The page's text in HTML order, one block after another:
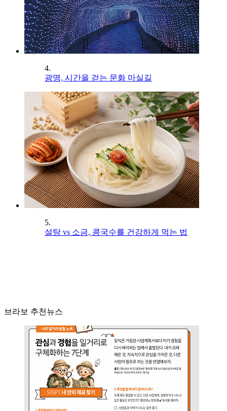
4.
광명, 시간을 걷는 문화 마실길
5.
설탕 vs 소금, 콩국수를 건강하게 먹는 법
브라보 추천뉴스